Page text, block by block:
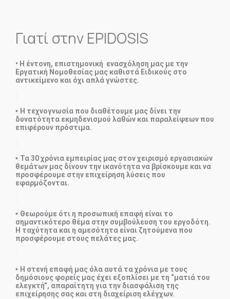
Γιατί στην ΕPIDOSIS
• Η έντονη, επιστημονική ενασχόληση μας με την
Εργατική Νομοθεσίας μας καθιστά Ειδικούς στο
αντικείμενο και όχι απλά γνώστες.
• Η τεχνογνωσία που διαθέτουμε μας δίνει την
δυνατότητα εκμηδενισμού λαθών και παραλείψεων που
επιφέρουν πρόστιμα.
• Τα 30 χρόνια εμπειρίας μας στον χειρισμό εργασιακών
θεμάτων μας δίνουν την ικανότητα να βρίσκουμε και να
προσφέρουμε στην επιχείρηση λύσεις που
εφαρμόζονται.
• Θεωρούμε ότι η προσωπική επαφή είναι το
σημαντικότερο θέμα στην συμβούλευση του εργοδότη.
Η ταχύτητα και η αμεσότητα είναι ζητούμενα που
προσφέρουμε στους πελάτες μας.
• Η στενή επαφή μας όλα αυτά τα χρόνια με τους
δημόσιους φορείς μας έχει εξοπλίσει με τη “ματιά του
ελεγκτή”, απαραίτητη για την διασφάλιση της
επιχείρησης σας και στη διαχείριση ελέγχων.